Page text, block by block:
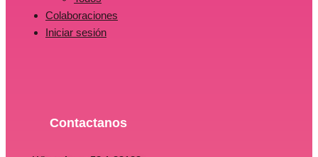
Colaboraciones
Iniciar sesión
Contactanos